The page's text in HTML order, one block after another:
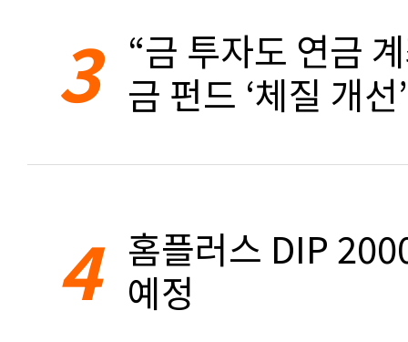
3 “금 투자도 연금
금 펀드 ‘체질 개선’
4 홈플러스 DIP
예정